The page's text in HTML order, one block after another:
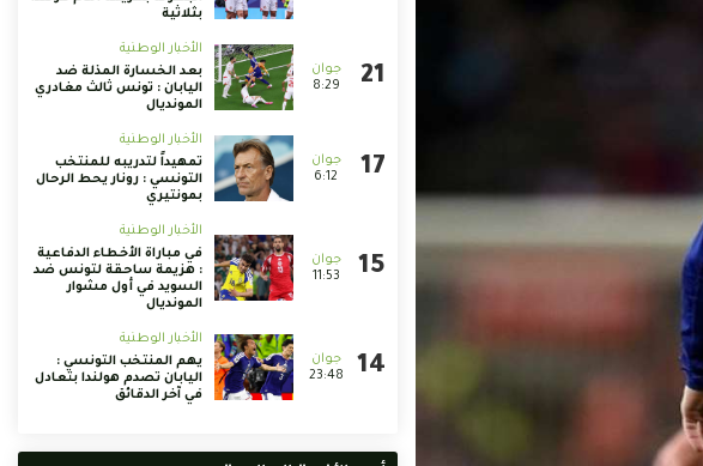
بثلاثية
8:29
الأخبار الوطنية
بعد الخسارة المذلة ضد
اليابان : تونس ثالث مغادري
المونديال
6:12
الأخبار الوطنية
تمهيداً لتدريبه للمنتخب
التونسي : رونار يحط الرحال
بمونتيري
11:53
الأخبار الوطنية
في مباراة الأخطاء الدفاعية
: هزيمة ساحقة لتونس ضد
السويد في أول مشوار
المونديال
23:48
الأخبار الوطنية
يهم المنتخب التونسي :
اليابان تصدم هولندا بتعادل
في آخر الدقائق